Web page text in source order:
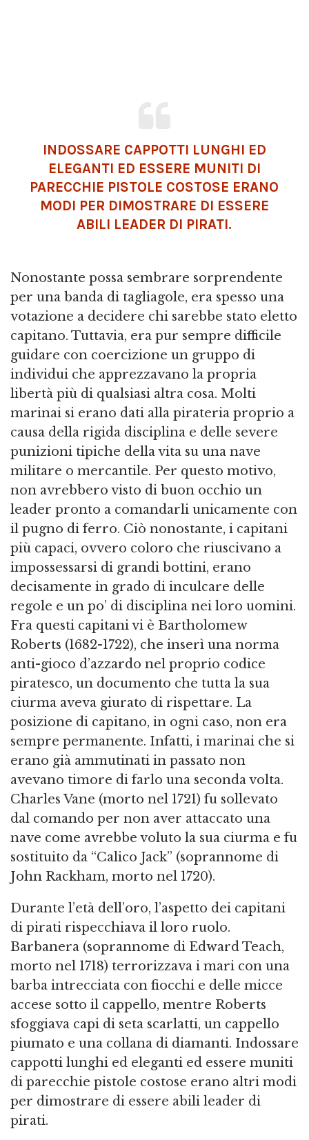
INDOSSARE CAPPOTTI LUNGHI ED
ELEGANTI ED ESSERE MUNITI DI
PARECCHIE PISTOLE COSTOSE ERANO
MODI PER DIMOSTRARE DI ESSERE
ABILI LEADER DI PIRATI.
Nonostante possa sembrare sorprendente
per una banda di tagliagole, era spesso una
votazione a decidere chi sarebbe stato eletto
capitano. Tuttavia, era pur sempre difficile
guidare con coercizione un gruppo di
individui che apprezzavano la propria
libertà più di qualsiasi altra cosa. Molti
marinai si erano dati alla pirateria proprio a
causa della rigida disciplina e delle severe
punizioni tipiche della vita su una nave
militare o mercantile. Per questo motivo,
non avrebbero visto di buon occhio un
leader pronto a comandarli unicamente con
il pugno di ferro. Ciò nonostante, i capitani
più capaci, ovvero coloro che riuscivano a
impossessarsi di grandi bottini, erano
decisamente in grado di inculcare delle
regole e un po’ di disciplina nei loro uomini.
Fra questi capitani vi è Bartholomew
Roberts (1682-1722), che inserì una norma
anti-gioco d’azzardo nel proprio codice
piratesco, un documento che tutta la sua
ciurma aveva giurato di rispettare. La
posizione di capitano, in ogni caso, non era
sempre permanente. Infatti, i marinai che si
erano già ammutinati in passato non
avevano timore di farlo una seconda volta.
Charles Vane (morto nel 1721) fu sollevato
dal comando per non aver attaccato una
nave come avrebbe voluto la sua ciurma e fu
sostituito da “Calico Jack” (soprannome di
John Rackham, morto nel 1720).
Durante l’età dell’oro, l’aspetto dei capitani
di pirati rispecchiava il loro ruolo.
Barbanera (soprannome di Edward Teach,
morto nel 1718) terrorizzava i mari con una
barba intrecciata con fiocchi e delle micce
accese sotto il cappello, mentre Roberts
sfoggiava capi di seta scarlatti, un cappello
piumato e una collana di diamanti. Indossare
cappotti lunghi ed eleganti ed essere muniti
di parecchie pistole costose erano altri modi
per dimostrare di essere abili leader di
pirati.